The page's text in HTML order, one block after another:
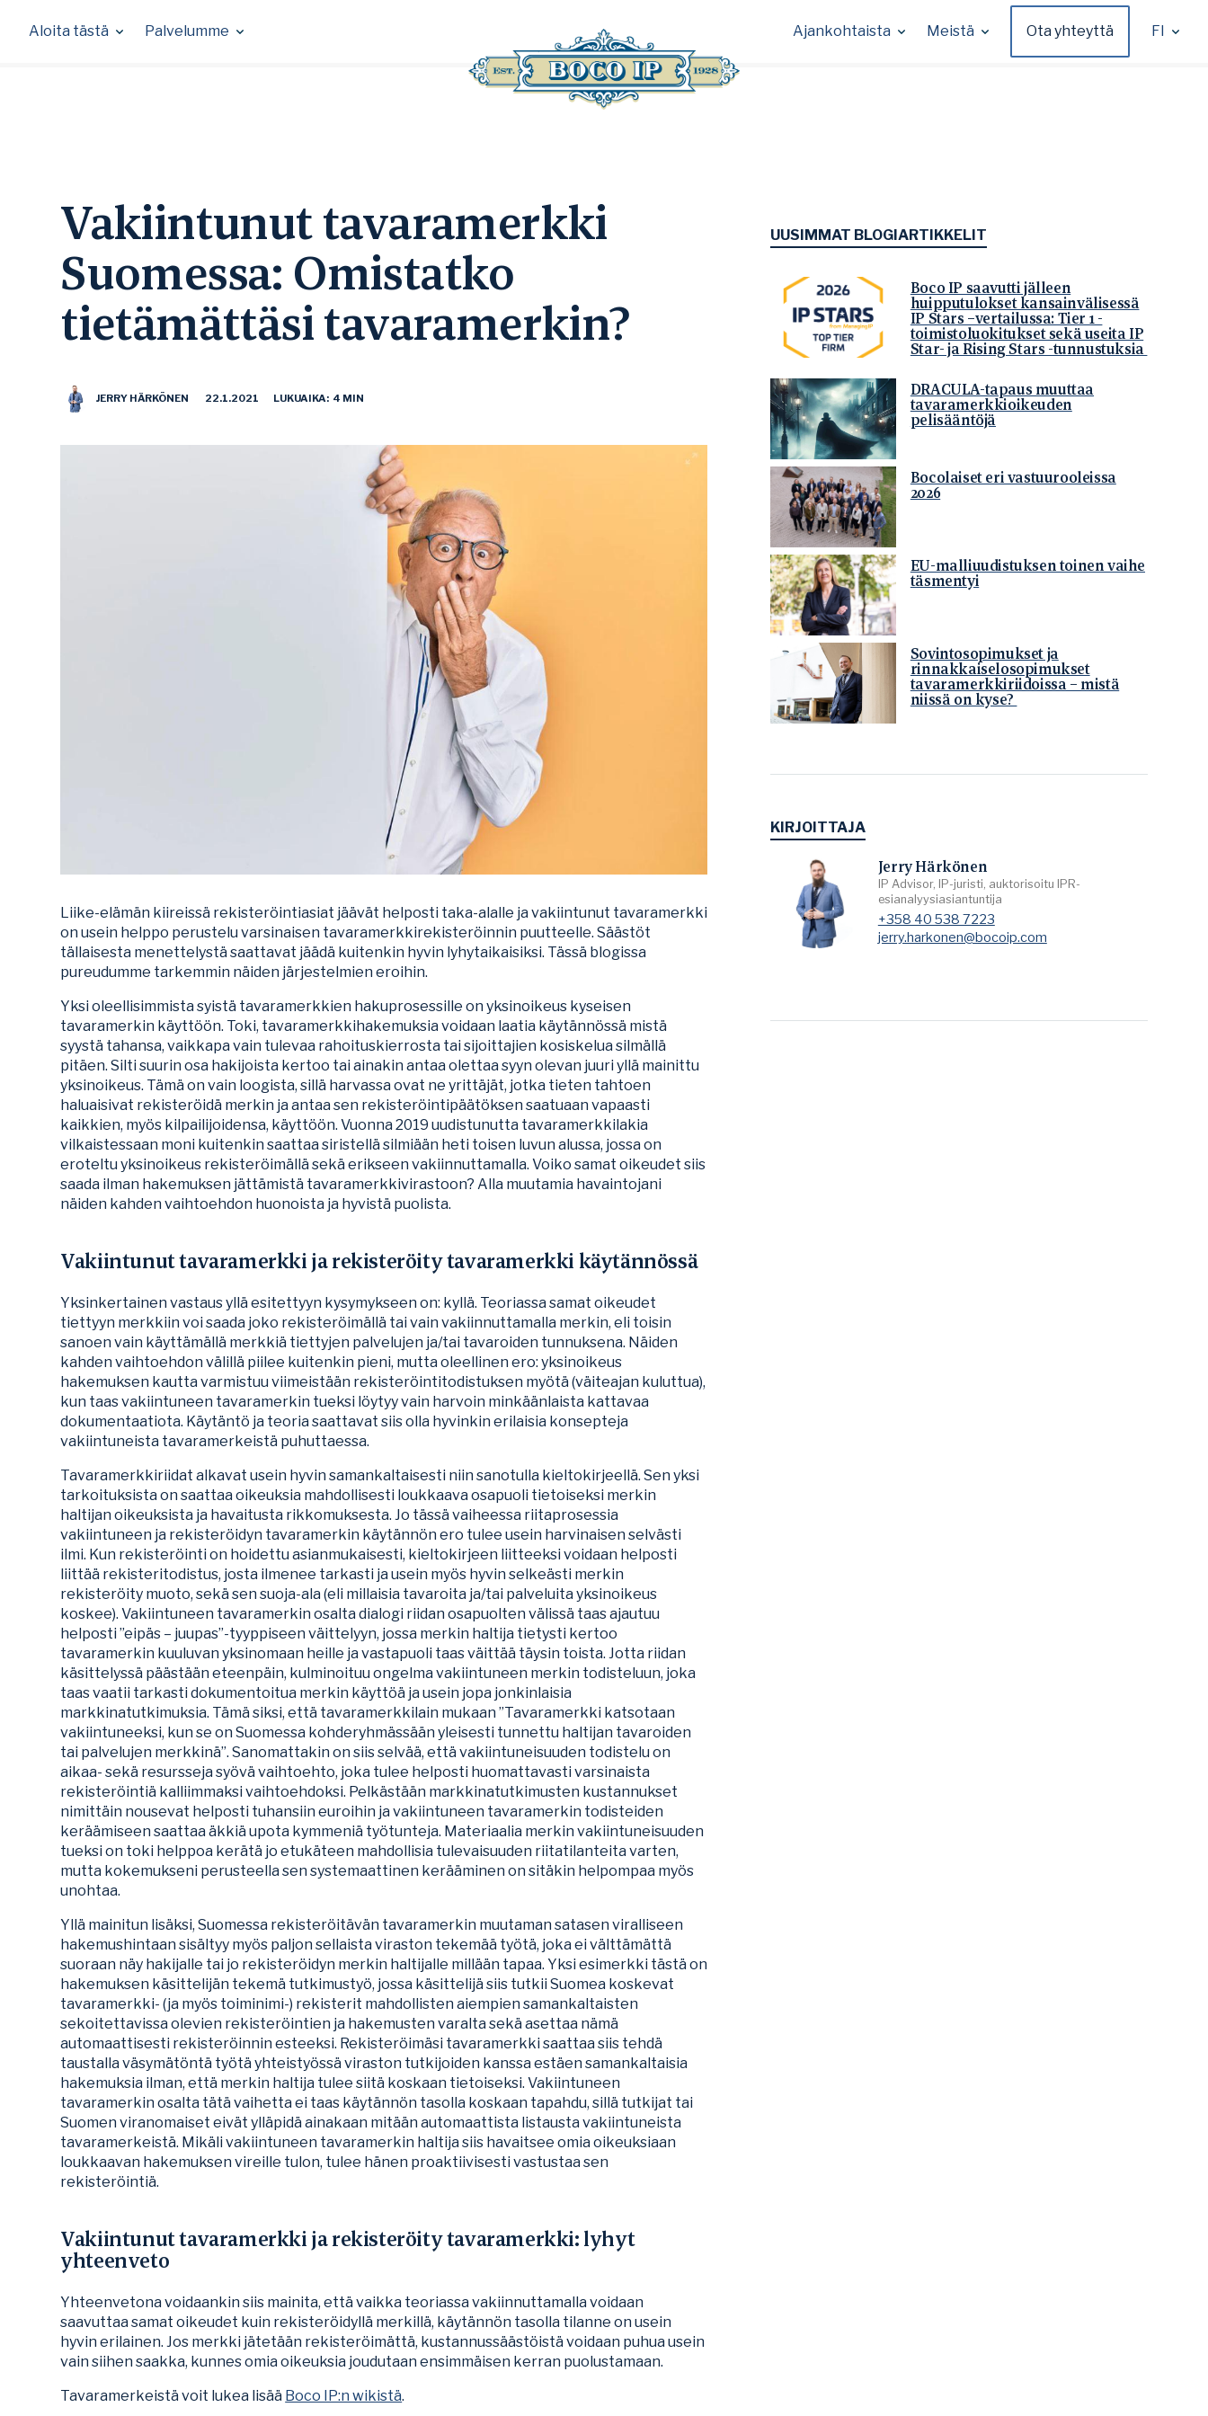
to
Aloita tästä Palvelumme Ajankohtaista Meistä Ota yhteyttä FI
Vakiintunut tavaramerkki
Suomessa: Omistatko
tietämättäsi tavaramerkin?
JERRY HÄRKÖNEN 22.1.2021 LUKUAIKA: 4 MIN
Liike-elämän kiireissä rekisteröintiasiat jäävät helposti taka-alalle ja vakiintunut tavaramerkki
on usein helppo perustelu varsinaisen tavaramerkkirekisteröinnin puutteelle. Säästöt
tällaisesta menettelystä saattavat jäädä kuitenkin hyvin lyhytaikaisiksi. Tässä blogissa
pureudumme tarkemmin näiden järjestelmien eroihin.
Yksi oleellisimmista syistä tavaramerkkien hakuprosessille on yksinoikeus kyseisen
tavaramerkin käyttöön. Toki, tavaramerkkihakemuksia voidaan laatia käytännössä mistä
syystä tahansa, vaikkapa vain tulevaa rahoituskierrosta tai sijoittajien kosiskelua silmällä
pitäen. Silti suurin osa hakijoista kertoo tai ainakin antaa olettaa syyn olevan juuri yllä mainittu
yksinoikeus. Tämä on vain loogista, sillä harvassa ovat ne yrittäjät, jotka tieten tahtoen
haluaisivat rekisteröidä merkin ja antaa sen rekisteröintipäätöksen saatuaan vapaasti
kaikkien, myös kilpailijoidensa, käyttöön. Vuonna 2019 uudistunutta tavaramerkkilakia
vilkaistessaan moni kuitenkin saattaa siristellä silmiään heti toisen luvun alussa, jossa on
eroteltu yksinoikeus rekisteröimällä sekä erikseen vakiinnuttamalla. Voiko samat oikeudet siis
saada ilman hakemuksen jättämistä tavaramerkkivirastoon? Alla muutamia havaintojani
näiden kahden vaihtoehdon huonoista ja hyvistä puolista.
Vakiintunut tavaramerkki ja rekisteröity tavaramerkki käytännössä
Yksinkertainen vastaus yllä esitettyyn kysymykseen on: kyllä. Teoriassa samat oikeudet
tiettyyn merkkiin voi saada joko rekisteröimällä tai vain vakiinnuttamalla merkin, eli toisin
sanoen vain käyttämällä merkkiä tiettyjen palvelujen ja/tai tavaroiden tunnuksena. Näiden
kahden vaihtoehdon välillä piilee kuitenkin pieni, mutta oleellinen ero: yksinoikeus
hakemuksen kautta varmistuu viimeistään rekisteröintitodistuksen myötä (väiteajan kuluttua),
kun taas vakiintuneen tavaramerkin tueksi löytyy vain harvoin minkäänlaista kattavaa
dokumentaatiota. Käytäntö ja teoria saattavat siis olla hyvinkin erilaisia konsepteja
vakiintuneista tavaramerkeistä puhuttaessa.
Tavaramerkkiriidat alkavat usein hyvin samankaltaisesti niin sanotulla kieltokirjeellä. Sen yksi
tarkoituksista on saattaa oikeuksia mahdollisesti loukkaava osapuoli tietoiseksi merkin
haltijan oikeuksista ja havaitusta rikkomuksesta. Jo tässä vaiheessa riitaprosessia
vakiintuneen ja rekisteröidyn tavaramerkin käytännön ero tulee usein harvinaisen selvästi
ilmi. Kun rekisteröinti on hoidettu asianmukaisesti, kieltokirjeen liitteeksi voidaan helposti
liittää rekisteritodistus, josta ilmenee tarkasti ja usein myös hyvin selkeästi merkin
rekisteröity muoto, sekä sen suoja-ala (eli millaisia tavaroita ja/tai palveluita yksinoikeus
koskee). Vakiintuneen tavaramerkin osalta dialogi riidan osapuolten välissä taas ajautuu
helposti ”eipäs – juupas”-tyyppiseen väittelyyn, jossa merkin haltija tietysti kertoo
tavaramerkin kuuluvan yksinomaan heille ja vastapuoli taas väittää täysin toista. Jotta riidan
käsittelyssä päästään eteenpäin, kulminoituu ongelma vakiintuneen merkin todisteluun, joka
taas vaatii tarkasti dokumentoitua merkin käyttöä ja usein jopa jonkinlaisia
markkinatutkimuksia. Tämä siksi, että tavaramerkkilain mukaan ”Tavaramerkki katsotaan
vakiintuneeksi, kun se on Suomessa kohderyhmässään yleisesti tunnettu haltijan tavaroiden
tai palvelujen merkkinä”. Sanomattakin on siis selvää, että vakiintuneisuuden todistelu on
aikaa- sekä resursseja syövä vaihtoehto, joka tulee helposti huomattavasti varsinaista
rekisteröintiä kalliimmaksi vaihtoehdoksi. Pelkästään markkinatutkimusten kustannukset
nimittäin nousevat helposti tuhansiin euroihin ja vakiintuneen tavaramerkin todisteiden
keräämiseen saattaa äkkiä upota kymmeniä työtunteja. Materiaalia merkin vakiintuneisuuden
tueksi on toki helppoa kerätä jo etukäteen mahdollisia tulevaisuuden riitatilanteita varten,
mutta kokemukseni perusteella sen systemaattinen kerääminen on sitäkin helpompaa myös
unohtaa.
Yllä mainitun lisäksi, Suomessa rekisteröitävän tavaramerkin muutaman satasen viralliseen
hakemushintaan sisältyy myös paljon sellaista viraston tekemää työtä, joka ei välttämättä
suoraan näy hakijalle tai jo rekisteröidyn merkin haltijalle millään tapaa. Yksi esimerkki tästä on
hakemuksen käsittelijän tekemä tutkimustyö, jossa käsittelijä siis tutkii Suomea koskevat
tavaramerkki- (ja myös toiminimi-) rekisterit mahdollisten aiempien samankaltaisten
sekoitettavissa olevien rekisteröintien ja hakemusten varalta sekä asettaa nämä
automaattisesti rekisteröinnin esteeksi. Rekisteröimäsi tavaramerkki saattaa siis tehdä
taustalla väsymätöntä työtä yhteistyössä viraston tutkijoiden kanssa estäen samankaltaisia
hakemuksia ilman, että merkin haltija tulee siitä koskaan tietoiseksi. Vakiintuneen
tavaramerkin osalta tätä vaihetta ei taas käytännön tasolla koskaan tapahdu, sillä tutkijat tai
Suomen viranomaiset eivät ylläpidä ainakaan mitään automaattista listausta vakiintuneista
tavaramerkeistä. Mikäli vakiintuneen tavaramerkin haltija siis havaitsee omia oikeuksiaan
loukkaavan hakemuksen vireille tulon, tulee hänen proaktiivisesti vastustaa sen
rekisteröintiä.
Vakiintunut tavaramerkki ja rekisteröity tavaramerkki: lyhyt
yhteenveto
Yhteenvetona voidaankin siis mainita, että vaikka teoriassa vakiinnuttamalla voidaan
saavuttaa samat oikeudet kuin rekisteröidyllä merkillä, käytännön tasolla tilanne on usein
hyvin erilainen. Jos merkki jätetään rekisteröimättä, kustannussäästöistä voidaan puhua usein
vain siihen saakka, kunnes omia oikeuksia joudutaan ensimmäisen kerran puolustamaan.
Tavaramerkeistä voit lukea lisää Boco IP:n wikistä.
UUSIMMAT BLOGIARTIKKELIT
Boco IP saavutti jälleen
huipputulokset kansainvälisessä
IP Stars –vertailussa: Tier 1 -
toimistoluokitukset sekä useita IP
Star- ja Rising Stars -tunnustuksia
DRACULA-tapaus muuttaa
tavaramerkkioikeuden
pelisääntöjä
Bocolaiset eri vastuurooleissa
2026
EU-malliuudistuksen toinen vaihe
täsmentyi
Sovintosopimukset ja
rinnakkaiselosopimukset
tavaramerkkiriidoissa – mistä
niissä on kyse?
KIRJOITTAJA
Jerry Härkönen
IP Advisor, IP-juristi, auktorisoitu IPR-
esianalyysiasiantuntija
+358 40 538 7223
jerry.harkonen@bocoip.com